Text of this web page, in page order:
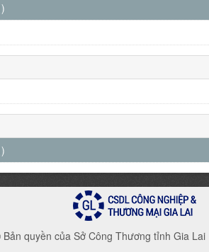
quyền của Sở Công Thương tỉnh Gia Lai